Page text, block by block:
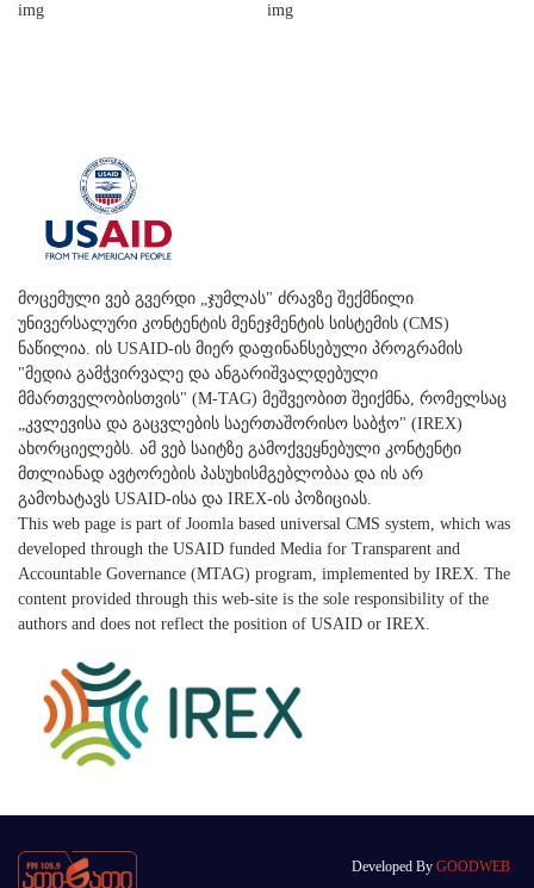
მოცემული ვებ გვერდი „ჯუმლას" ძრავზე შექმნილი
უნივერსალური კონტენტის მენეჯმენტის სისტემის (CMS)
ნაწილია. ის USAID-ის მიერ დაფინანსებული პროგრამის
"მედია გამჭვირვალე და ანგარიშვალდებული
მმართველობისთვის" (M-TAG) მეშვეობით შეიქმნა, რომელსაც
„კვლევისა და გაცვლების საერთაშორისო საბჭო" (IREX)
ახორციელებს. ამ ვებ საიტზე გამოქვეყნებული კონტენტი
მთლიანად ავტორების პასუხისმგებლობაა და ის არ
გამოხატავს USAID-ისა და IREX-ის პოზიციას.
This web page is part of Joomla based universal CMS system, which was
developed through the USAID funded Media for Transparent and
Accountable Governance (MTAG) program, implemented by IREX. The
content provided through this web-site is the sole responsibility of the
authors and does not reflect the position of USAID or IREX.
Developed By GOODWEB